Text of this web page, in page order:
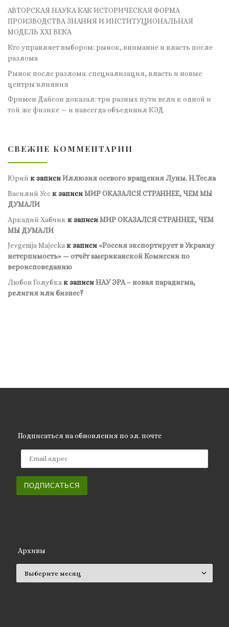
АВТОРСКАЯ НАУКА КАК ИСТОРИЧЕСКАЯ ФОРМА
ПРОИЗВОДСТВА ЗНАНИЯ И ИНСТИТУЦИОНАЛЬНАЯ
МОДЕЛЬ XXI ВЕКА
Кто управляет выбором: рынок, внимание и власть после
разлома
Рынок после разлома: специализация, власть и новые
центры влияния
Фримен Дайсон доказал: три разных пути вели к одной и
той же физике — и навсегда объединил КЭД
СВЕЖИЕ КОММЕНТАРИИ
Юрий к записиИллюзия осевого вращения Луны. Н.Тесла
Василий Усс к записиМИР ОКАЗАЛСЯ СТРАННЕЕ, ЧЕМ МЫ
ДУМАЛИ
Аркадий Хабчик к записиМИР ОКАЗАЛСЯ СТРАННЕЕ, ЧЕМ
МЫ ДУМАЛИ
Jevgenija Maļeckaк записи«Россия экспортирует в Украину
нетерпимость» — отчёт американской Комиссии по
вероисповеданию
Любов Голубка к записиНАУ ЭРА – новая парадигма,
религия или бизнес?
Подписаться на обновления по эл. почте
ПОДПИСАТЬСЯ
Архивы